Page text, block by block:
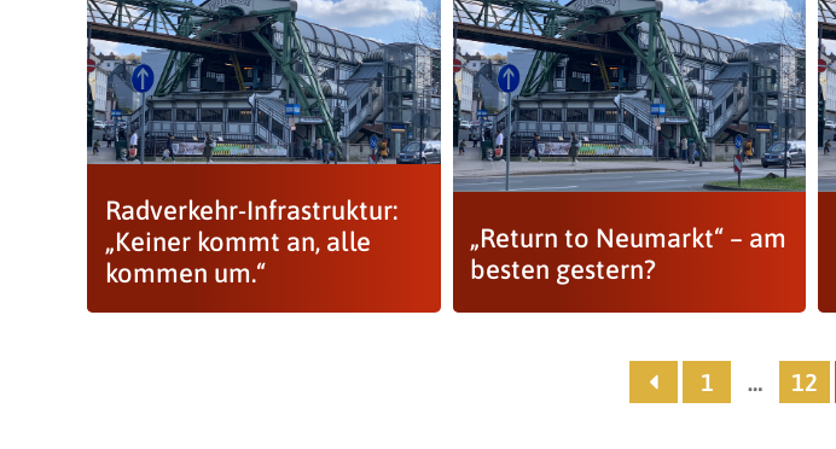
Radverkehr-Infrastruktur:
„Keiner kommt an, alle
kommen um.“
„Return to Neumarkt“ – am
besten gestern?
1 … 12